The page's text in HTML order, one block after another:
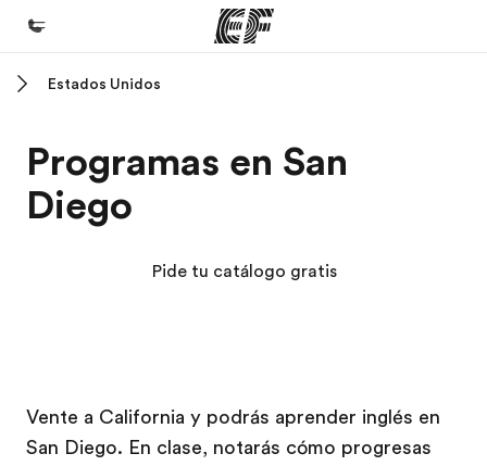
Programas
Ver todo lo que hacemos
Trabajos
Únete al equipo
Estados Unidos
Programas en San
Diego
Pide tu catálogo gratis
Vente a California y podrás aprender inglés en
San Diego. En clase, notarás cómo progresas